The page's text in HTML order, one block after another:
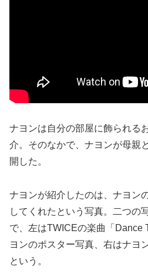
ナヨンは自分の部屋に飾られる
介。そのなかで、ナヨンが母親
開した。
ナヨンが紹介したのは、ナヨン
してくれたという写真。二つの
で、左はTWICEの楽曲「Dance
ヨンのポスター写真、右はナヨ
という。